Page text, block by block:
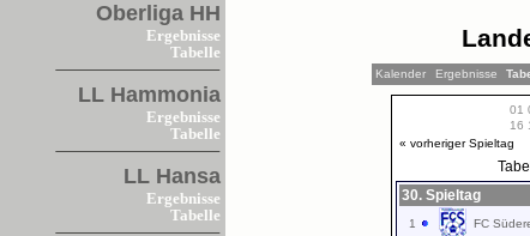
Oberliga HH
Ergebnisse
Tabelle
LL Hammonia
Ergebnisse
Tabelle
LL Hansa
Ergebnisse
Tabelle
Kalender Ergebnisse
01
16
« vorheriger Spieltag
30. Spieltag
1 FC